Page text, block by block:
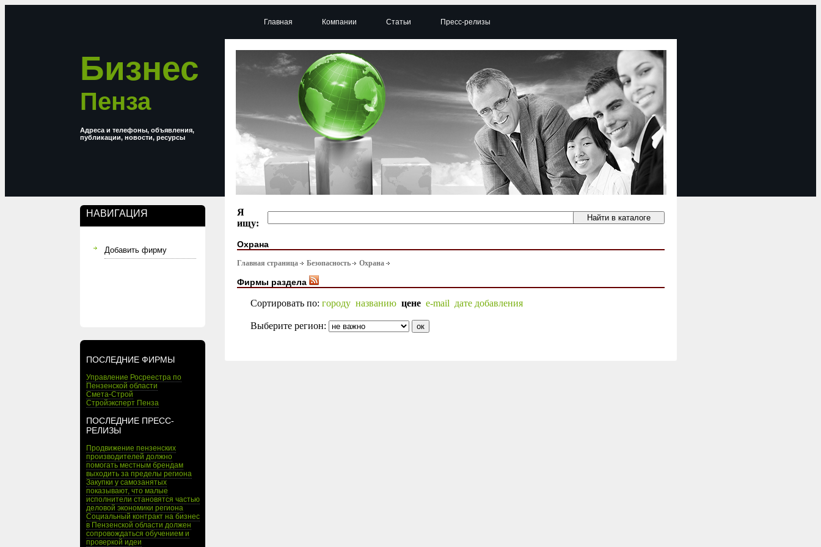
Бизнес
Пенза
Адреса и телефоны, объявления,
публикации, новости, ресурсы
НАВИГАЦИЯ
Добавить фирму
ПОСЛЕДНИЕ ФИРМЫ
Управление Росреестра по
Пензенской области
Смета-Строй
Стройэксперт Пенза
ПОСЛЕДНИЕ ПРЕСС-
РЕЛИЗЫ
Продвижение пензенских
производителей должно
помогать местным брендам
выходить за пределы региона
Закупки у самозанятых
показывают, что малые
исполнители становятся частью
деловой экономики региона
Социальный контракт на бизнес
в Пензенской области должен
сопровождаться обучением и
проверкой идеи
Главная Компании Статьи Пресс-релизы
Я
ищу:
Охрана
Главная страница Безопасность Охрана
Фирмы раздела
Сортировать по: городу названию цене e-mail дате добавления
Выберите регион: